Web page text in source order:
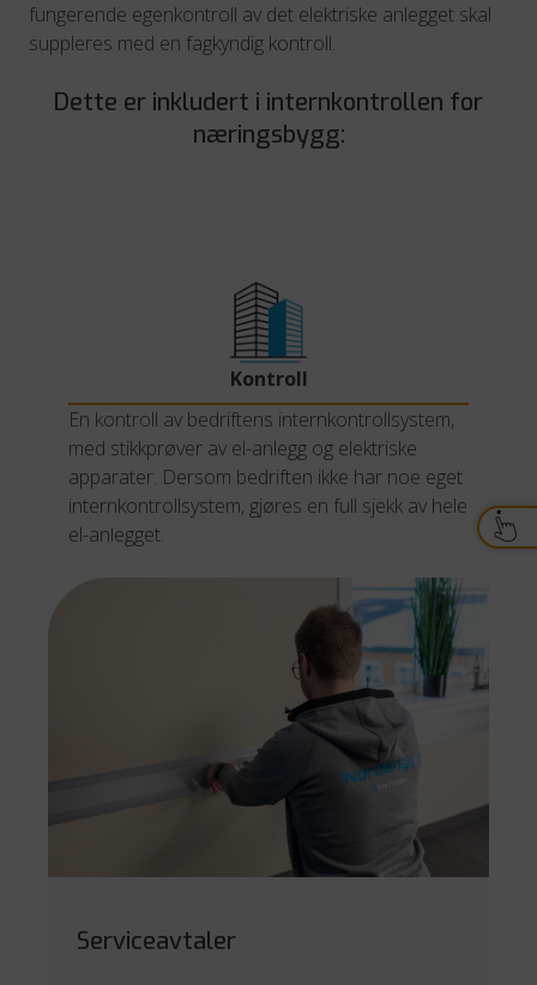
fungerende egenkontroll av det elektriske anlegget skal
suppleres med en fagkyndig kontroll.
Dette er inkludert i internkontrollen for
næringsbygg:
Kontroll
En kontroll av bedriftens internkontrollsystem,
med stikkprøver av el-anlegg og elektriske
apparater. Dersom bedriften ikke har noe eget
internkontrollsystem, gjøres en full sjekk av hele
el-anlegget.
Serviceavtaler